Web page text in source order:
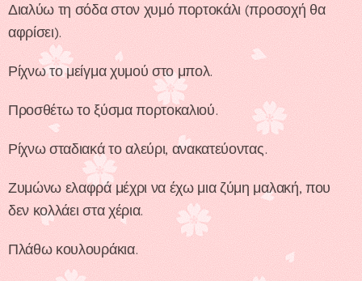
Διαλύω τη σόδα στον χυμό πορτοκάλι (προσοχή θα
αφρίσει).
Ρίχνω το μείγμα χυμού στο μπολ.
Προσθέτω το ξύσμα πορτοκαλιού.
Ρίχνω σταδιακά το αλεύρι, ανακατεύοντας.
Ζυμώνω ελαφρά μέχρι να έχω μια ζύμη μαλακή, που
δεν κολλάει στα χέρια.
Πλάθω κουλουράκια.